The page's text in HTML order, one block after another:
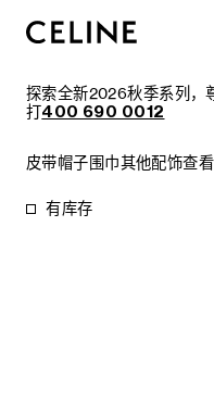
探索全新2026秋季系列，
打400 690 0012
皮带帽子 围巾其他配饰查
有库存